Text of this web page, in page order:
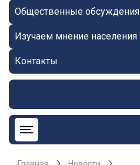
Общественные обсуждения
Изучаем мнение населения
Контакты